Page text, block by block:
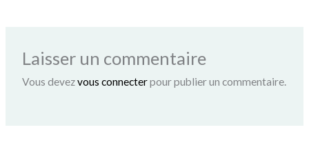
Laisser un commentaire
Vous devezvous connecterpour publier un commentaire.